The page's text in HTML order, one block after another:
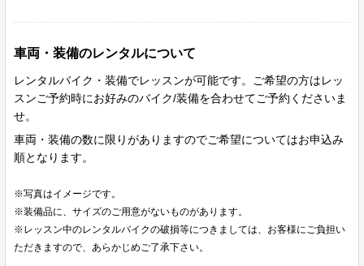
車両・装備のレンタルについて
レンタルバイク・装備でレッスンが可能です。ご希望の方はレッ
スンご予約時にお好みのバイク/装備を合わせてご予約くださいま
せ。
車両・装備の数に限りがありますのでご希望についてはお申込み
順となります。
※写真はイメージです。
※装備品に、サイズのご用意がないものがあります。
※レッスン中のレンタルバイクの破損等につきましては、お客様にご負担い
ただきますので、あらかじめご了承下さい。